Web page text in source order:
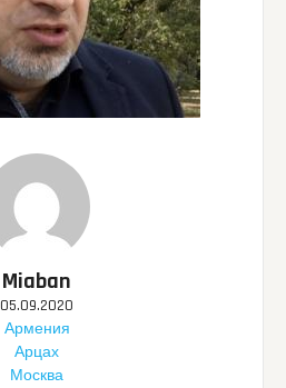
Miaban
05.09.2020
Армения
Арцах
Москва